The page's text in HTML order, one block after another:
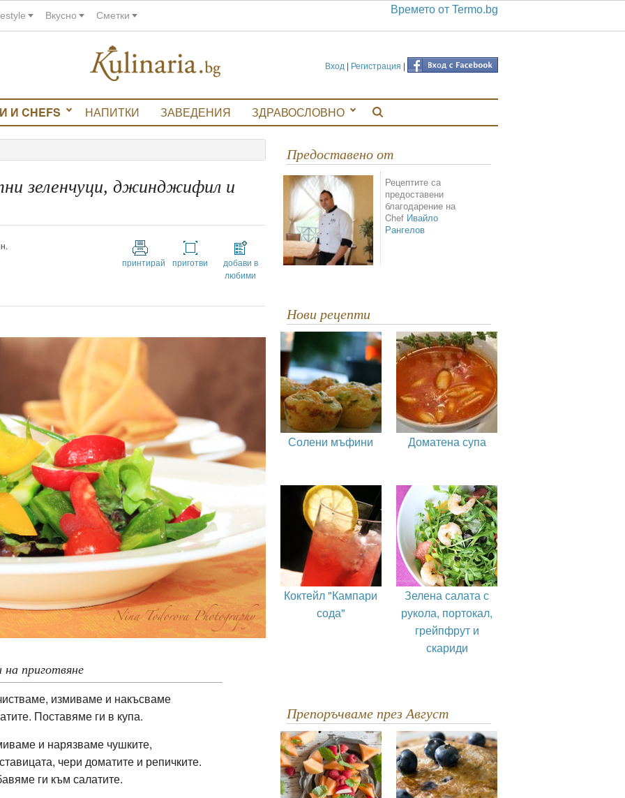
Вкусно Сметки Времето от Termo.bg
Вход | Регистрация |
И CHEFS НАПИТКИ ЗАВЕДЕНИЯ ЗДРАВОСЛОВНО
зеленчуци, джинджифил и
принтирай приготви
добави в
любими
на приготвяне
измиваме и накъсваме
Поставяме ги в купа.
и нарязваме чушките,
чери доматите и репичките.
ги към салатите.
Предоставено от
Рецептите са
предоставени
благодарение на
Chef Ивайло
Рангелов
Нови рецепти
Солени мъфини Доматена супа
Коктейл "Кампари
сода"
Зелена салата с
рукола, портокал,
грейпфрут и
скариди
Препоръчваме през Август